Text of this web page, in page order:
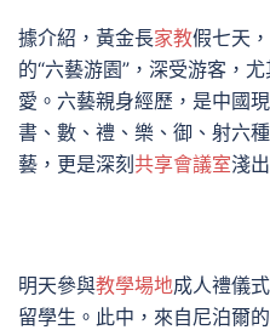
據介紹，黃金長家教假七天
的“六藝游園”，深受游客，
愛。六藝親身經歷，是中國
書、數、禮、樂、御、射六
藝，更是深刻 共享會議室淺
明天參與教學場地成人禮儀
留學生。此中，來自尼泊爾